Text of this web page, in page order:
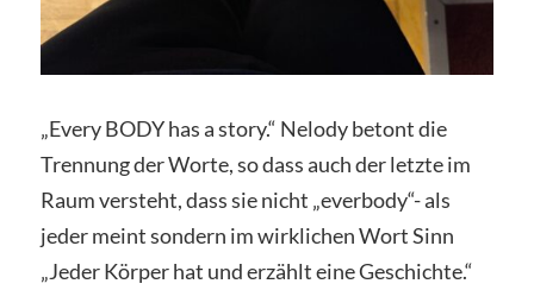
„Every BODY has a story.“ Nelody betont die
Trennung der Worte, so dass auch der letzte im
Raum versteht, dass sie nicht „everbody“- als
jeder meint sondern im wirklichen Wort Sinn
„Jeder Körper hat und erzählt eine Geschichte.“